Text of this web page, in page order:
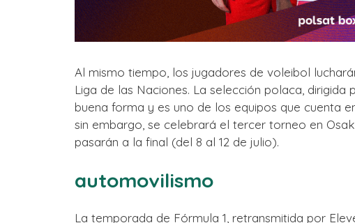
Al mismo tiempo, los jugadores de voleibol
Liga de las Naciones. La selección polaca,
buena forma y es uno de los equipos que cuenta
sin embargo, se celebrará el tercer torneo en
pasarán a la final (del 8 al 12 de julio).
automovilismo
La temporada de Fórmula 1, retransmitida por